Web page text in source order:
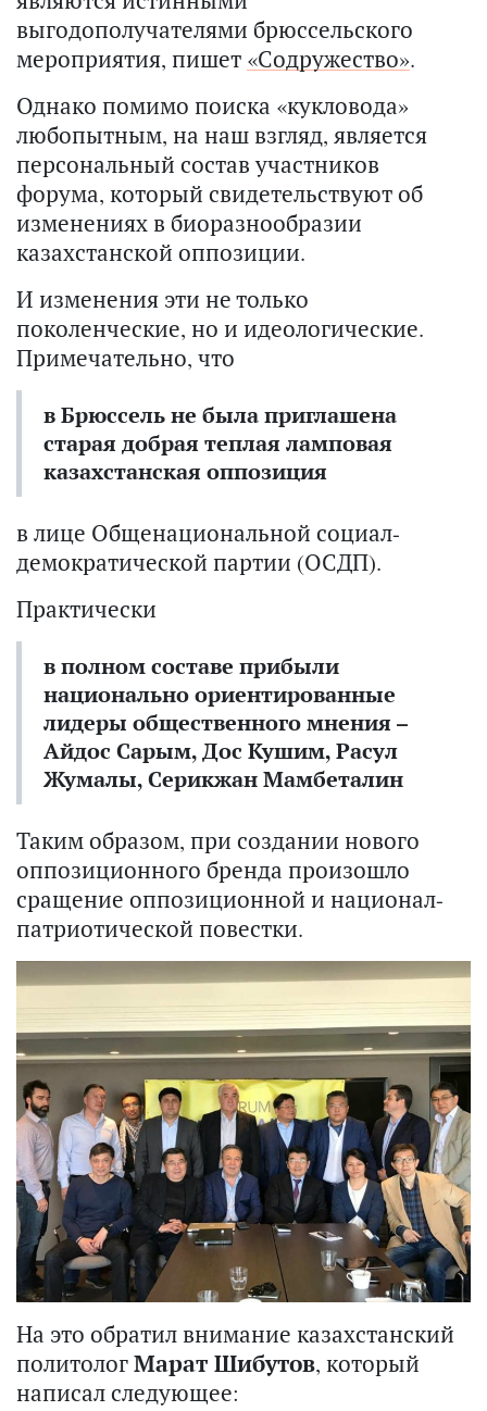
выгодополучателями брюссельского
мероприятия, пишет «Содружество».
Однако помимо поиска «кукловода»
любопытным, на наш взгляд, является
персональный состав участников
форума, который свидетельствуют об
изменениях в биоразнообразии
казахстанской оппозиции.
И изменения эти не только
поколенческие, но и идеологические.
Примечательно, что
в Брюссель не была приглашена
старая добрая теплая ламповая
казахстанская оппозиция
в лице Общенациональной социал-
демократической партии (ОСДП).
Практически
в полном составе прибыли
национально ориентированные
лидеры общественного мнения –
Айдос Сарым, Дос Кушим, Расул
Жумалы, Серикжан Мамбеталин
Таким образом, при создании нового
оппозиционного бренда произошло
сращение оппозиционной и национал-
патриотической повестки.
На это обратил внимание казахстанский
политологМарат Шибутов, который
написал следующее: